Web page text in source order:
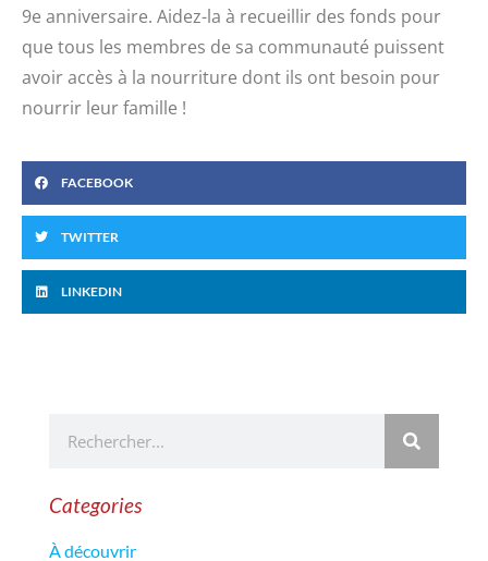
9e anniversaire. Aidez-la à recueillir des fonds pour
que tous les membres de sa communauté puissent
avoir accès à la nourriture dont ils ont besoin pour
nourrir leur famille !
FACEBOOK
TWITTER
LINKEDIN
Categories
À découvrir